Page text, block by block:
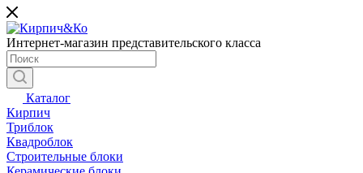
Интернет-магазин представительского класса
Каталог
Кирпич
Триблок
Квадроблок
Строительные блоки